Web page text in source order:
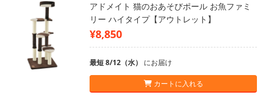
アドメイト 猫のおあそびポール お魚ファミ
リー ハイタイプ【アウトレット】
¥8,850
最短 8/12（水） にお届け
カートに入れる